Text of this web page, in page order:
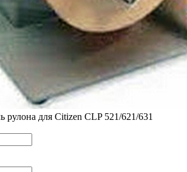
для Citizen CLP 521/621/631